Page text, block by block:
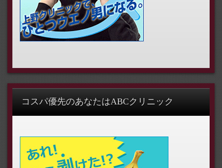
コスパ優先のあなたはABCクリニック